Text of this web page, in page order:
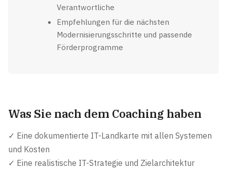
Verantwortliche
Empfehlungen für die nächsten
Modernisierungsschritte und passende
Förderprogramme
Was Sie nach dem Coaching haben
✓ Eine dokumentierte IT-Landkarte mit allen Systemen
und Kosten
✓ Eine realistische IT-Strategie und Zielarchitektur